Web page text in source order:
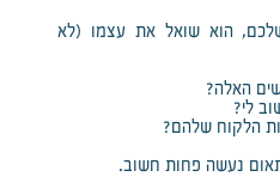
הוא שואל את עצמו (לא
האלה?
לי?
הלקוח שלהם?
נעשה פחות חשוב.